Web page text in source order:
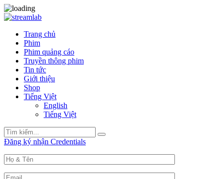
Trang chủ
Phim
Phim quảng cáo
Truyền thông phim
Tin tức
Giới thiệu
Shop
Tiếng Việt
English
Tiếng Việt
Search
for:
Search
Đăng ký nhận Credentials